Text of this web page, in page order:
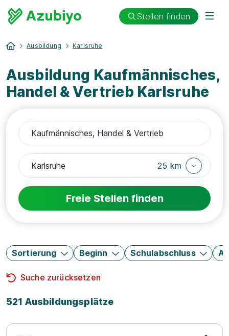
Stellen finden
Ausbildung Karlsruhe
Ausbildung Kaufmännisches,
Handel & Vertrieb Karlsruhe
25 km
Freie Stellen finden
Sortierung Beginn Schulabschluss
Suche zurücksetzen
521 Ausbildungsplätze